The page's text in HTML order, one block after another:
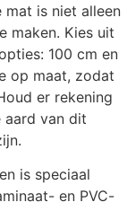
is niet alleen
maken. Kies uit
100 cm en
op maat, zodat
er rekening
aard van dit
is speciaal
en PVC-